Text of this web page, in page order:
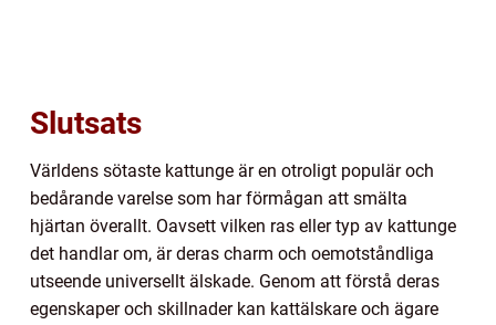
Slutsats
Världens sötaste kattunge är en otroligt populär och
bedårande varelse som har förmågan att smälta
hjärtan överallt. Oavsett vilken ras eller typ av kattunge
det handlar om, är deras charm och oemotståndliga
utseende universellt älskade. Genom att förstå deras
egenskaper och skillnader kan kattälskare och ägare